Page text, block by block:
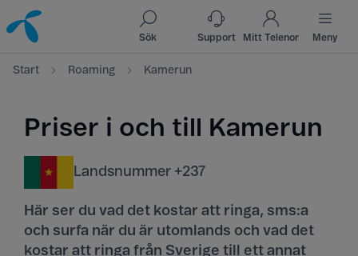
Till innehåll
Till sök
Sök Support Mitt Telenor Meny
Start Roaming Kamerun
Priser i och till Kamerun
Landsnummer +237
Här ser du vad det kostar att ringa, sms:a
och surfa när du är utomlands och vad det
kostar att ringa från Sverige till ett annat